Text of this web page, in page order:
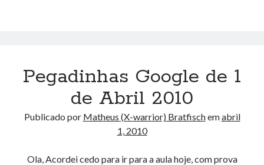
Pegadinhas Google de 1
de Abril 2010
Publicado por Matheus (X-warrior) Bratfischemabril
1, 2010
Ola, Acordei cedo para ir para a aula hoje, com prova